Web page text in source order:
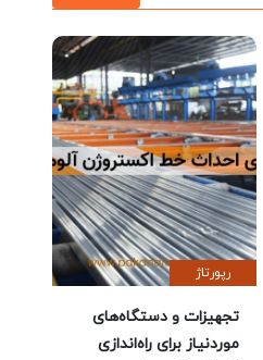
رپورتاژ
تجهیزات و دستگاه‌های
موردنیاز برای راه‌اندازی